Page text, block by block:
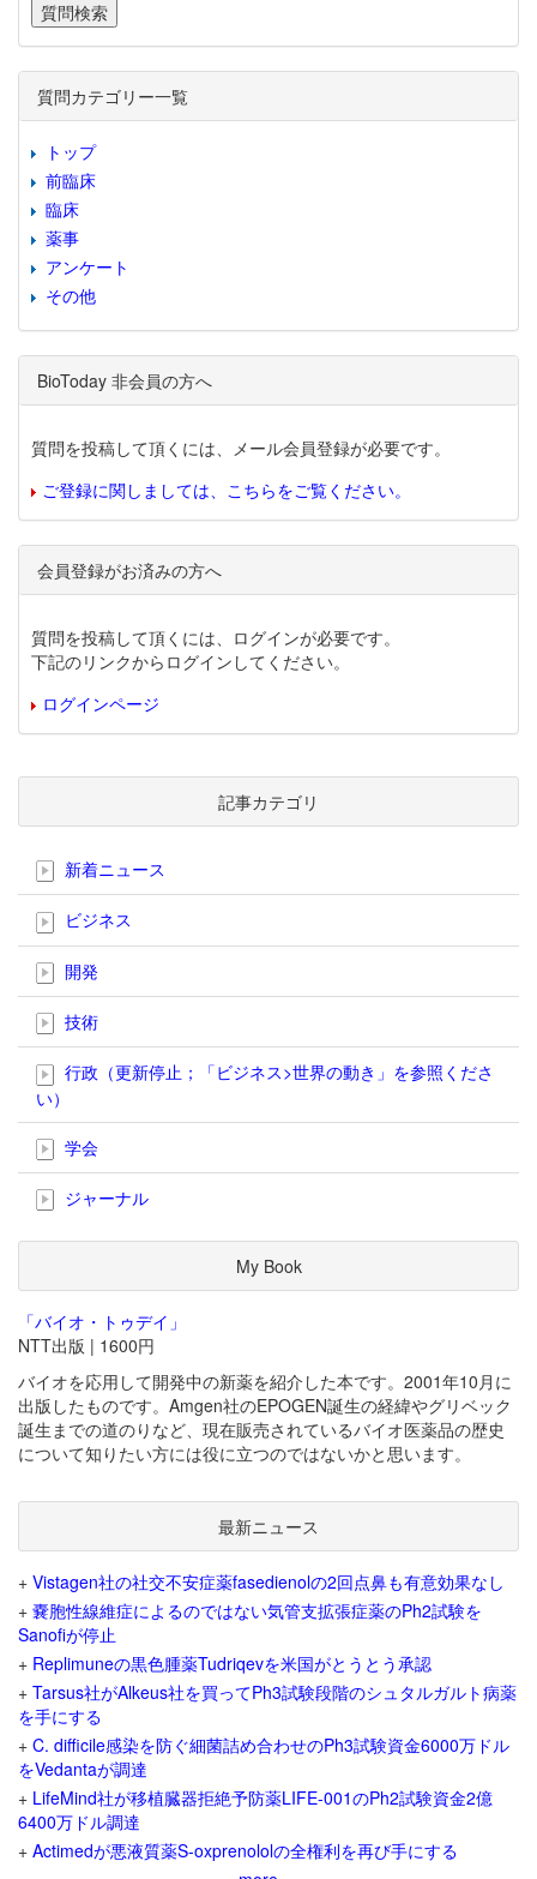
質問カテゴリー一覧
トップ
前臨床
臨床
薬事
アンケート
その他
BioToday 非会員の方へ
質問を投稿して頂くには、メール会員登録が必要です。
ご登録に関しましては、こちらをご覧ください。
会員登録がお済みの方へ
質問を投稿して頂くには、ログインが必要です。
下記のリンクからログインしてください。
ログインページ
記事カテゴリ
新着ニュース
ビジネス
開発
技術
行政（更新停止；「ビジネス>世界の動き」を参照くださ
い）
学会
ジャーナル
My Book
「バイオ・トゥデイ」
NTT出版 | 1600円
バイオを応用して開発中の新薬を紹介した本です。2001年10月に
出版したものです。Amgen社のEPOGEN誕生の経緯やグリベック
誕生までの道のりなど、現在販売されているバイオ医薬品の歴史
について知りたい方には役に立つのではないかと思います。
最新ニュース
+ Vistagen社の社交不安症薬fasedienolの2回点鼻も有意効果なし
+ 嚢胞性線維症によるのではない気管支拡張症薬のPh2試験を
Sanofiが停止
+ Replimuneの黒色腫薬Tudriqevを米国がとうとう承認
+ Tarsus社がAlkeus社を買ってPh3試験段階のシュタルガルト病薬
を手にする
+ C. difficile感染を防ぐ細菌詰め合わせのPh3試験資金6000万ドル
をVedantaが調達
+ LifeMind社が移植臓器拒絶予防薬LIFE-001のPh2試験資金2億
6400万ドル調達
+ Actimedが悪液質薬S-oxprenololの全権利を再び手にする